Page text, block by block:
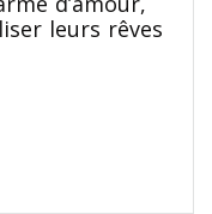
leurs rêves